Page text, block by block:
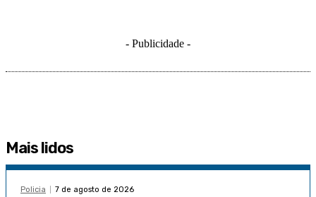
- Publicidade -
Mais lidos
Policia 7 de agosto de 2026